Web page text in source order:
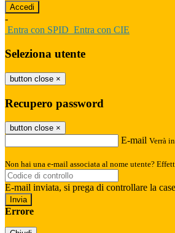
-
Entra con SPID Entra con CIE
Seleziona utente
button close ×
Recupero password
button close ×
E-mail Verrà
Non hai una e-mail associata al nome utente?
E-mail inviata, si prega di controllare la
Errore